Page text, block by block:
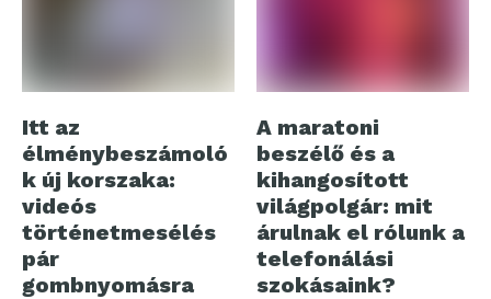
Itt az
élménybeszámoló
k új korszaka:
videós
történetmesélés
pár
gombnyomásra
A maratoni
beszélő és a
kihangosított
világpolgár: mit
árulnak el rólunk a
telefonálási
szokásaink?